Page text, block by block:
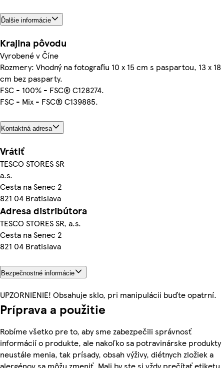
Ďalšie informácie
Krajina pôvodu
Vyrobené v Číne
Rozmery: Vhodný na fotografiu 10 x 15 cm s paspartou, 13 x 18
cm bez pasparty.
FSC - 100% - FSC® C128274.
FSC - Mix - FSC® C139885.
Kontaktná adresa
Vrátiť
TESCO STORES SR
a.s.
Cesta na Senec 2
821 04 Bratislava
Adresa distribútora
TESCO STORES SR, a.s.
Cesta na Senec 2
821 04 Bratislava
Bezpečnostné informácie
UPZORNIENIE! Obsahuje sklo, pri manipulácii buďte opatrní.
Príprava a použitie
Robíme všetko pre to, aby sme zabezpečili správnosť
informácií o produkte, ale nakoľko sa potravinárske produkty
neustále menia, tak prísady, obsah výživy, diétnych zložiek a
alergénov sa môžu zmeniť. Mali by ste si vždy prečítať etiketu